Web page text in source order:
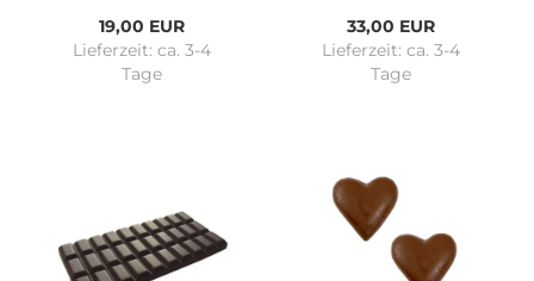
19,00 EUR
Lieferzeit: ca. 3-4
Tage
33,00 EUR
Lieferzeit: ca. 3-4
Tage